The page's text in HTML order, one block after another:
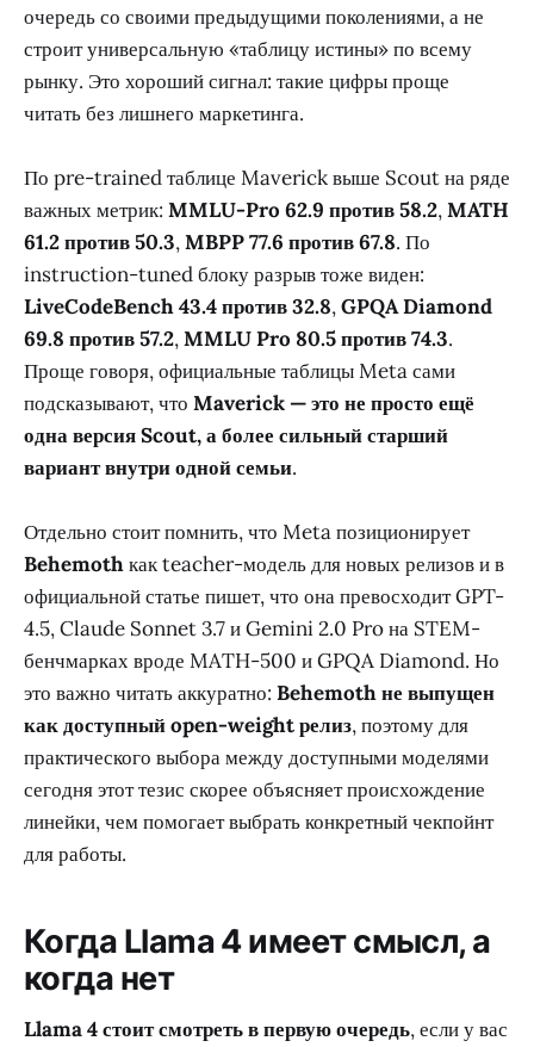
очередь со своими предыдущими поколениями, а не
строит универсальную «таблицу истины» по всему
рынку. Это хороший сигнал: такие цифры проще
читать без лишнего маркетинга.
По pre-trained таблице Maverick выше Scout на ряде
важных метрик: MMLU-Pro 62.9 против 58.2,MATH
61.2 против 50.3,MBPP 77.6 против 67.8. По
instruction-tuned блоку разрыв тоже виден:
LiveCodeBench 43.4 против 32.8,GPQA Diamond
69.8 против 57.2,MMLU Pro 80.5 против 74.3.
Проще говоря, официальные таблицы Meta сами
подсказывают, что Maverick — это не просто ещё
одна версия Scout, а более сильный старший
вариант внутри одной семьи.
Отдельно стоит помнить, что Meta позиционирует
Behemothкак teacher-модель для новых релизов и в
официальной статье пишет, что она превосходит GPT-
4.5, Claude Sonnet 3.7 и Gemini 2.0 Pro на STEM-
бенчмарках вроде MATH-500 и GPQA Diamond. Но
это важно читать аккуратно: Behemoth не выпущен
как доступный open-weight релиз, поэтому для
практического выбора между доступными моделями
сегодня этот тезис скорее объясняет происхождение
линейки, чем помогает выбрать конкретный чекпойнт
для работы.
Когда Llama 4 имеет смысл, а
когда нет
Llama 4 стоит смотреть в первую очередь, если у вас